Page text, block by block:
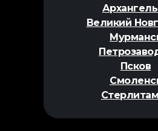
Великий
Псков